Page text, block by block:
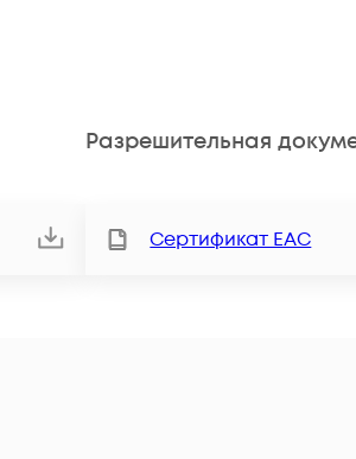
Разрешительная
Сертификат ЕАС